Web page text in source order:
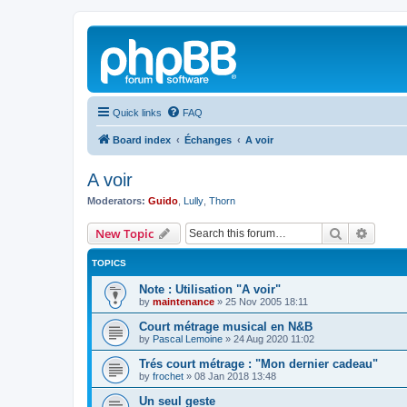
Quick links FAQ
Board index Échanges A voir
A voir
Moderators: Guido Lully Thorn
New Topic Search
TOPICS
Note : Utilisation "A voir"
by maintenance » 25 Nov 2005 18:11
Court métrage musical en N&B
by Pascal Lemoine » 24 Aug 2020 11:02
Trés court métrage : "Mon dernier cadeau"
by frochet » 08 Jan 2018 13:48
Un seul geste